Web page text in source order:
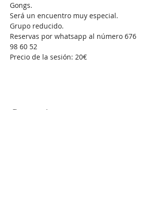
Gongs.
Será un encuentro muy especial.
Grupo reducido.
Reservas por whatsapp al número 676
98 60 52
Precio de la sesión: 20€
Compartir este evento